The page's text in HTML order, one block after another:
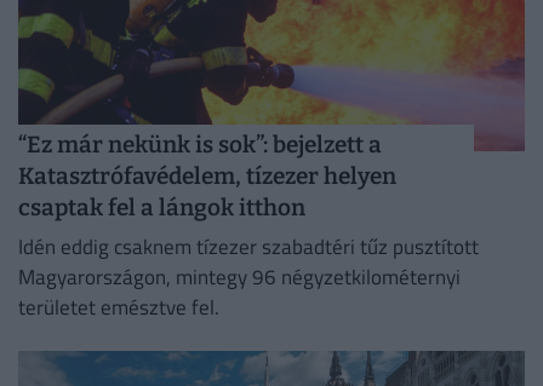
“Ez már nekünk is sok”: bejelzett a
Katasztrófavédelem, tízezer helyen
csaptak fel a lángok itthon
Idén eddig csaknem tízezer szabadtéri tűz pusztított
Magyarországon, mintegy 96 négyzetkilométernyi
területet emésztve fel.